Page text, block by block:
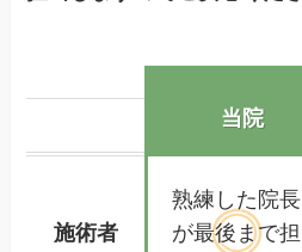
当院
施術者
熟練した 院長
が最後まで担